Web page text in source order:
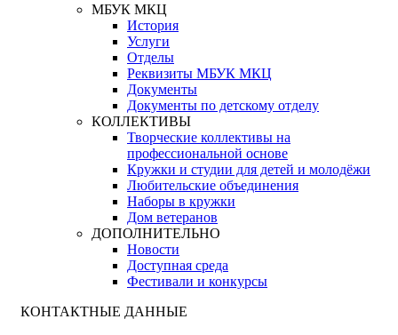
МБУК МКЦ
История
Услуги
Отделы
Реквизиты МБУК МКЦ
Документы
Документы по детскому отделу
КОЛЛЕКТИВЫ
Творческие коллективы на
профессиональной основе
Кружки и студии для детей и молодёжи
Любительские объединения
Наборы в кружки
Дом ветеранов
ДОПОЛНИТЕЛЬНО
Новости
Доступная среда
Фестивали и конкурсы
КОНТАКТНЫЕ ДАННЫЕ